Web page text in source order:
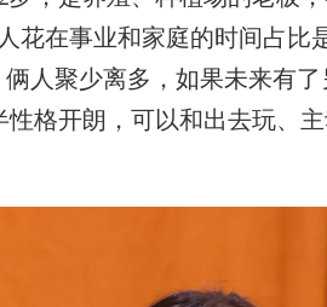
花在事业和家庭的时间占比
人聚少离多，如果未来有
格开朗，可以和出去玩、